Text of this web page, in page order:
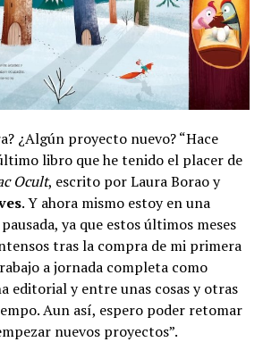
¿Algún proyecto nuevo? “Hace
libro que he tenido el placer de
Ocult, escrito por Laura Borao y
. Y ahora mismo estoy en una
ya que estos últimos meses
tras la compra de mi primera
a jornada completa como
editorial y entre unas cosas y otras
Aun así, espero poder retomar
nuevos proyectos”.